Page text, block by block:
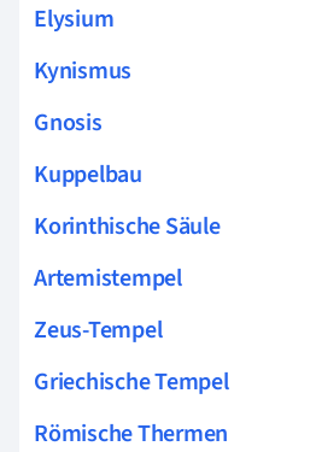
Elysium
Kynismus
Gnosis
Kuppelbau
Korinthische Säule
Artemistempel
Zeus-Tempel
Griechische Tempel
Römische Thermen